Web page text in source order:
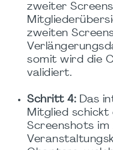
zweiter
zweiten
somit wird die
validiert.
Schritt 4:Das
Mitglied schickt
Screenshots im